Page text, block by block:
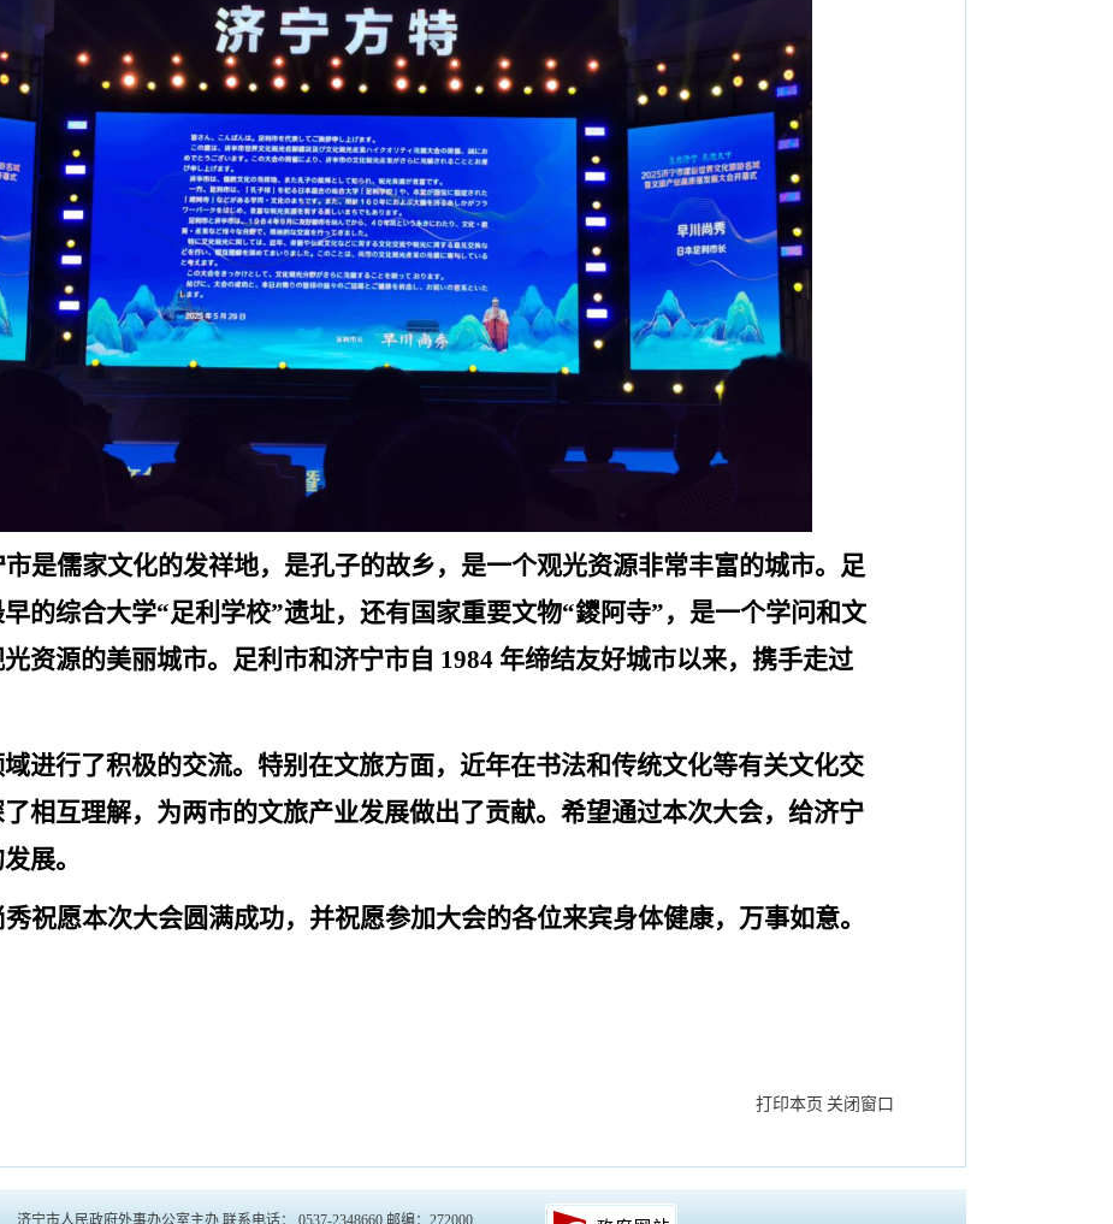
市是儒家文化的发祥地，是孔子的故乡，是一个观光资源非常丰富的城市。足
的综合大学“足利学校”遗址，还有国家重要文物“鑁阿寺”，是一个学问和文
资源的美丽城市。足利市和济宁市自 1984 年缔结友好城市以来，携手走过
进行了积极的交流。特别在文旅方面，近年在书法和传统文化等有关文化交
相互理解，为两市的文旅产业发展做出了贡献。希望通过本次大会，给济宁
展。
秀祝愿本次大会圆满成功，并祝愿参加大会的各位来宾身体健康，万事如意。
打印本页 关闭窗口
济宁市人民政府外事办公室主办 联系电话： 0537-2348660 邮编：272000